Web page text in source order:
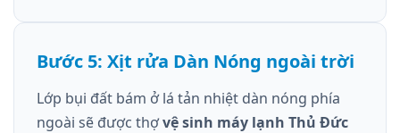
Bước 5: Xịt rửa Dàn Nóng ngoài trời
Lớp bụi đất bám ở lá tản nhiệt dàn nóng phía
ngoài sẽ được thợvệ sinh máy lạnh Thủ Đức